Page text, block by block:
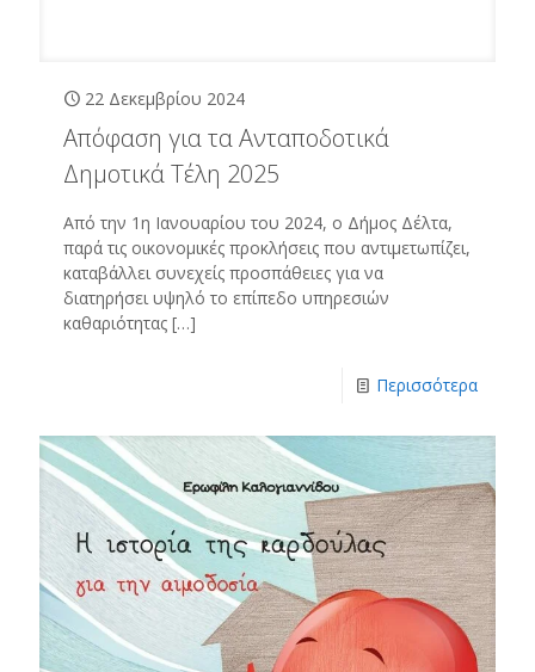
22 Δεκεμβρίου 2024
Απόφαση για τα Ανταποδοτικά
Δημοτικά Τέλη 2025
Από την 1η Ιανουαρίου του 2024, ο Δήμος Δέλτα,
παρά τις οικονομικές προκλήσεις που αντιμετωπίζει,
καταβάλλει συνεχείς προσπάθειες για να
διατηρήσει υψηλό το επίπεδο υπηρεσιών
καθαριότητας […]
Περισσότερα